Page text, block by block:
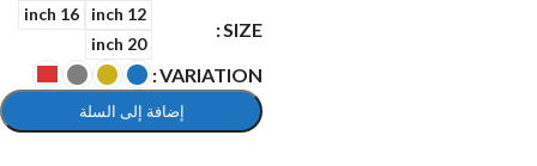
SIZE
12 inch
16 inch
20 inch
VARIATION
إضافة إلى السلة